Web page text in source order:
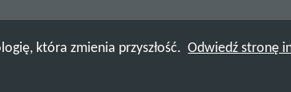
która zmienia przyszłość. Odwiedź stronę